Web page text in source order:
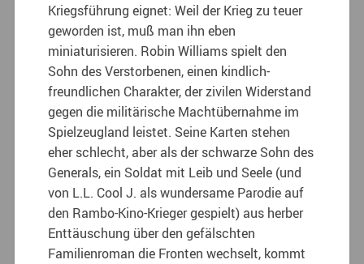
Kriegsführung eignet: Weil der Krieg zu teu­er
geworden ist, muß man ihn eben
miniaturisieren. Robin Williams spielt den
Sohn des Verstorbenen, einen kindlich-
freundlichen Charakter, der zivilen Widerstand
gegen die militärische Machtübernahme im
Spielzeug­land leistet. Seine Karten stehen
eher schlecht, aber als der schwarze Sohn des
Generals, ein Soldat mit Leib und Seele (und
von L.L. Cool J. als wundersame Parodie auf
den Rambo-­Kino-Krieger gespielt) aus herber
Enttäu­schung über den gefälschten
Familienroman die Fronten wechselt, kommt